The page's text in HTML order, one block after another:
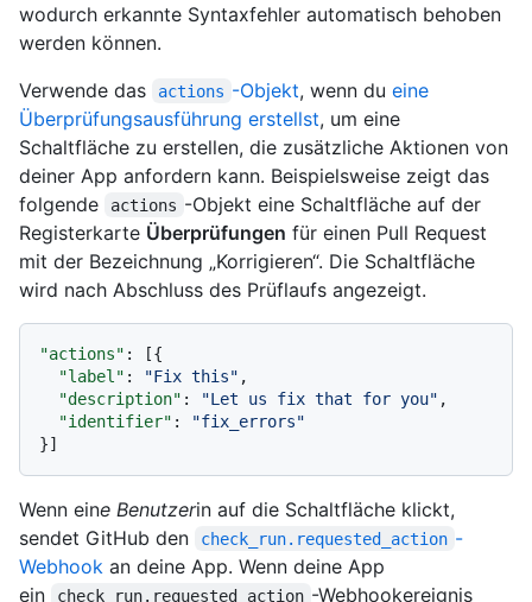
wodurch erkannte Syntaxfehler automatisch behoben
werden können.
Verwende das
actions -Objekt, wenn du eine
Überprüfungsausführung erstellst, um eine
Schaltfläche zu erstellen, die zusätzliche Aktionen von
deiner App anfordern kann. Beispielsweise zeigt das
folgende
actions -Objekt eine Schaltfläche auf der
Registerkarte Überprüfungen für einen Pull Request
mit der Bezeichnung „Korrigieren“. Die Schaltfläche
wird nach Abschluss des Prüflaufs angezeigt.
"actions" : [{
"label" : "Fix this" ,
"description" : "Let us fix that for you" ,
"identifier" :
"fix_errors"
}]
Wenn eine Benutzerin auf die Schaltfläche klickt,
sendet GitHub den
check_run.requested_action -
Webhook an deine App. Wenn deine App
ein
check_run.requested_action -Webhookereignis